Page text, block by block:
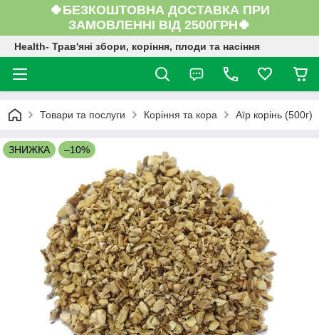
🍀БЕЗКОШТОВНА ДОСТАВКА ПРИ
ЗАМОВЛЕННІ ВІД 2500ГРН🍀
Health- Трав'яні збори, коріння, плоди та насіння
Товари та послуги Коріння та кора Аїр корінь (500г)
ЗНИЖКА –10%